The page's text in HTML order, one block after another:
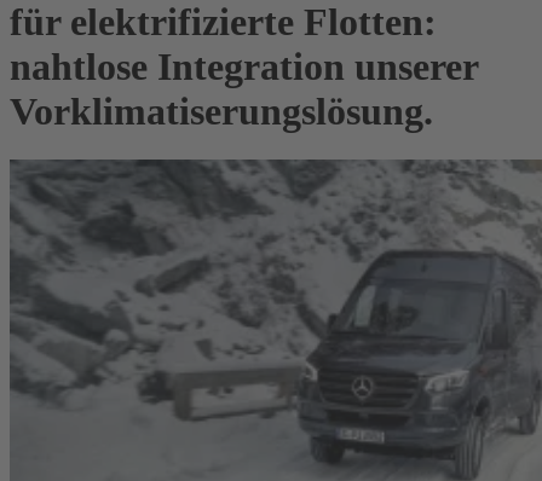
für elektrifizierte Flotten:
nahtlose Integration unserer
Vorklimatiserungslösung.